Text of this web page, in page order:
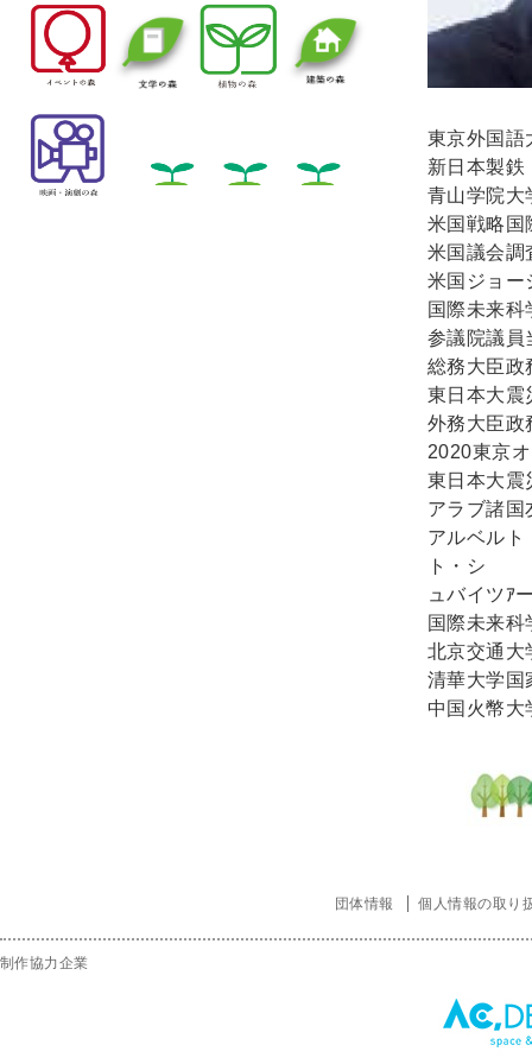
東京外国語
新日本製鉄
青山学院大
米国戦略国
米国議会調
米国ジョー
国際未来科
参議院議員
総務大臣政
東日本大震
外務大臣政
2020東京
東日本大震
アラブ諸国
アルベルト
ト・シ
ュバイツｱ
国際未来科
北京交通大
清華大学国
中国火幣大
団体情報 個人情報の取り
制作協力企業